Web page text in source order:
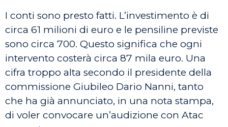
I conti sono presto fatti. L’investimento è di
circa 61 milioni di euro e le pensiline previste
sono circa 700. Questo significa che ogni
intervento costerà circa 87 mila euro. Una
cifra troppo alta secondo il presidente della
commissione Giubileo Dario Nanni, tanto
che ha già annunciato, in una nota stampa,
di voler convocare un’audizione con Atac